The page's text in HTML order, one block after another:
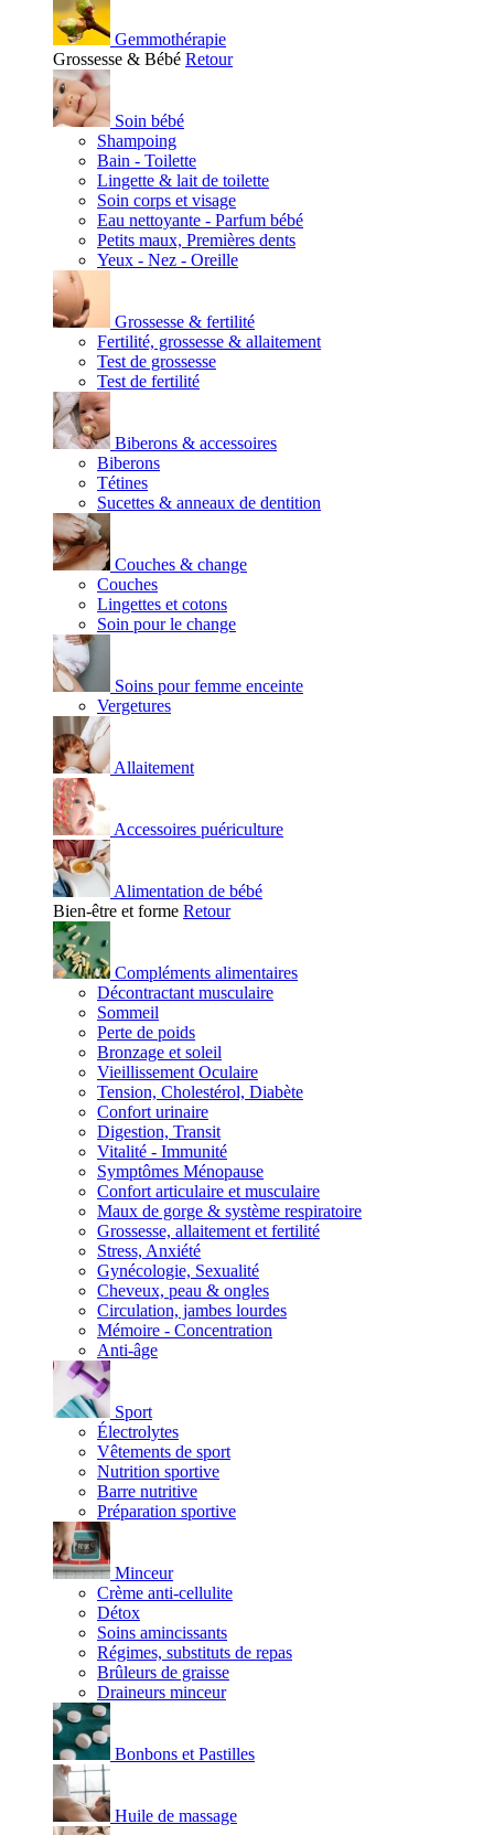
Gemmothérapie
Grossesse & Bébé Retour
Soin bébé
Shampoing
Bain - Toilette
Lingette & lait de toilette
Soin corps et visage
Eau nettoyante - Parfum bébé
Petits maux, Premières dents
Yeux - Nez - Oreille
Grossesse & fertilité
Fertilité, grossesse & allaitement
Test de grossesse
Test de fertilité
Biberons & accessoires
Biberons
Tétines
Sucettes & anneaux de dentition
Couches & change
Couches
Lingettes et cotons
Soin pour le change
Soins pour femme enceinte
Vergetures
Allaitement
Accessoires puériculture
Alimentation de bébé
Bien-être et forme Retour
Compléments alimentaires
Décontractant musculaire
Sommeil
Perte de poids
Bronzage et soleil
Vieillissement Oculaire
Tension, Cholestérol, Diabète
Confort urinaire
Digestion, Transit
Vitalité - Immunité
Symptômes Ménopause
Confort articulaire et musculaire
Maux de gorge & système respiratoire
Grossesse, allaitement et fertilité
Stress, Anxiété
Gynécologie, Sexualité
Cheveux, peau & ongles
Circulation, jambes lourdes
Mémoire - Concentration
Anti-âge
Sport
Électrolytes
Vêtements de sport
Nutrition sportive
Barre nutritive
Préparation sportive
Minceur
Crème anti-cellulite
Détox
Soins amincissants
Régimes, substituts de repas
Brûleurs de graisse
Draineurs minceur
Bonbons et Pastilles
Huile de massage